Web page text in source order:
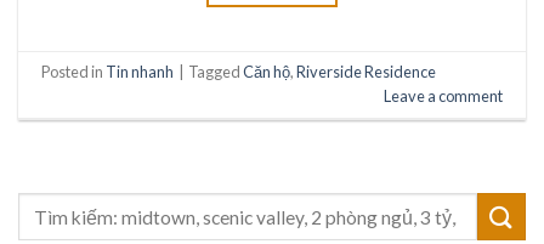
Posted in Tin nhanh TaggedCăn hộ,Riverside Residence
Leave a comment